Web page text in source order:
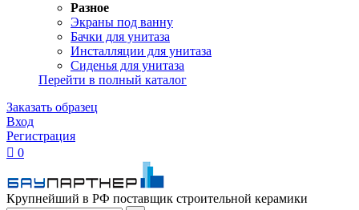
Разное
Экраны под ванну
Бачки для унитаза
Инсталляции для унитаза
Сиденья для унитаза
Перейти в полный каталог
Заказать образец
Вход
Регистрация
 0
Крупнейший в РФ поставщик строительной керамики